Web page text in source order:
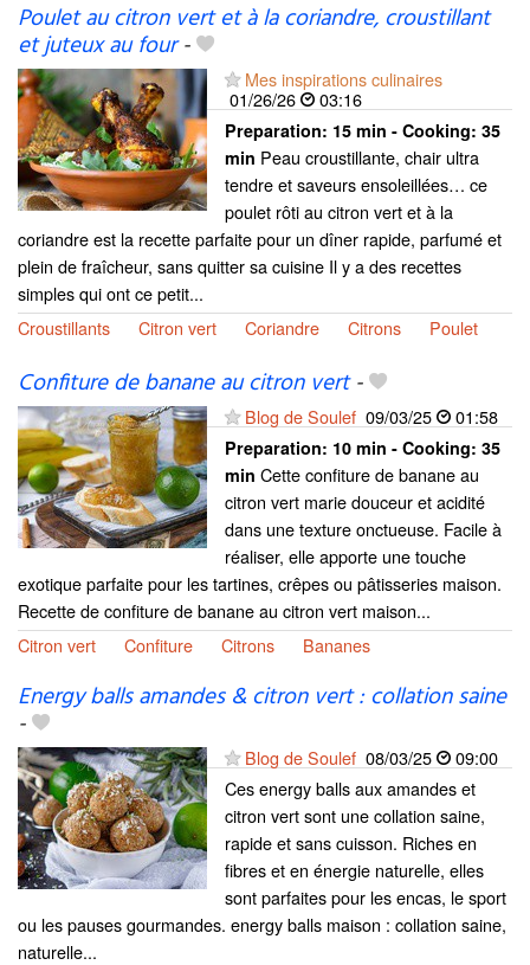
Poulet au citron vert et à la coriandre, croustillant
et juteux au four-
Mes inspirations culinaires
01/26/26
03:16
Preparation: 15 min - Cooking: 35
min Peau croustillante, chair ultra
tendre et saveurs ensoleillées… ce
poulet rôti au citron vert et à la
coriandre est la recette parfaite pour un dîner rapide, parfumé et
plein de fraîcheur, sans quitter sa cuisine Il y a des recettes
simples qui ont ce petit...
Croustillants
Citron vert Coriandre Citrons Poulet
Confiture de banane au citron vert-
Blog de Soulef 09/03/25 01:58
Preparation: 10 min - Cooking: 35
min Cette confiture de banane au
citron vert marie douceur et acidité
dans une texture onctueuse. Facile à
réaliser, elle apporte une touche
exotique parfaite pour les tartines, crêpes ou pâtisseries maison.
Recette de confiture de banane au citron vert maison...
Citron vert
Confiture Citrons Bananes
Energy balls amandes & citron vert : collation saine
-
Blog de Soulef 08/03/25
09:00
Ces energy balls aux amandes et
citron vert sont une collation saine,
rapide et sans cuisson. Riches en
fibres et en énergie naturelle, elles
sont parfaites pour les encas, le sport
ou les pauses gourmandes. energy balls maison : collation saine,
naturelle...